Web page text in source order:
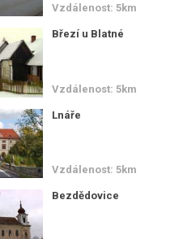
Vzdálenost: 5km
Březí u Blatné
Vzdálenost: 5km
Lnáře
Vzdálenost: 5km
Bezdědovice